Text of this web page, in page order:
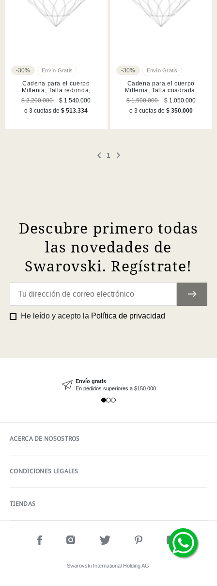
-30%
Cadena para el cuerpo
Millenia, Talla redonda,
Blanca, Acabado en rodio
$ 2.200.000
$ 1.540.000
o 3 cuotas de$ 513.334
-30%
Cadena para el cuerpo
Millenia, Talla cuadrada,
Blanca, Acabado en rodio
$ 1.500.000
$ 1.050.000
o 3 cuotas de $ 350.000
1
Descubre primero todas
las novedades de
Swarovski. Regístrate!
He leído y acepto la Política de privacidad
Envío gratis
En pedidos superiores a $150.000
ACERCA DE NOSOSTROS
CONDICIONES LEGALES
TIENDAS
Swarovski International Holding AG.